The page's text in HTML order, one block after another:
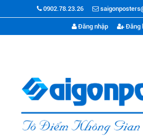
0902.78.23.26
Đăng nhập Đăng